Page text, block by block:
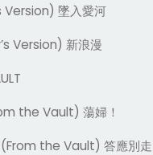
Version) 墜入愛河
Version) 新浪漫
the Vault) 蕩婦！
(From the Vault) 答應別走